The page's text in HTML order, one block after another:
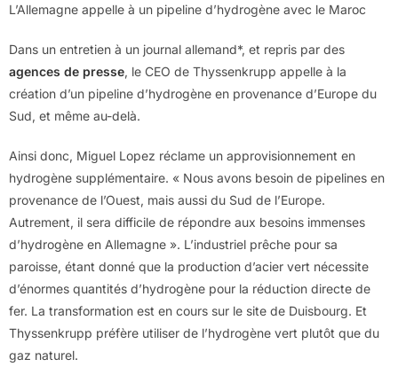
L’Allemagne appelle à un pipeline d’hydrogène avec le Maroc
Dans un entretien à un journal allemand*, et repris par des
agences de presse, le CEO de Thyssenkrupp appelle à la
création d’un pipeline d’hydrogène en provenance d’Europe du
Sud, et même au-delà.
Ainsi donc, Miguel Lopez réclame un approvisionnement en
hydrogène supplémentaire. « Nous avons besoin de pipelines en
provenance de l’Ouest, mais aussi du Sud de l’Europe.
Autrement, il sera difficile de répondre aux besoins immenses
d’hydrogène en Allemagne ». L’industriel prêche pour sa
paroisse, étant donné que la production d’acier vert nécessite
d’énormes quantités d’hydrogène pour la réduction directe de
fer. La transformation est en cours sur le site de Duisbourg. Et
Thyssenkrupp préfère utiliser de l’hydrogène vert plutôt que du
gaz naturel.